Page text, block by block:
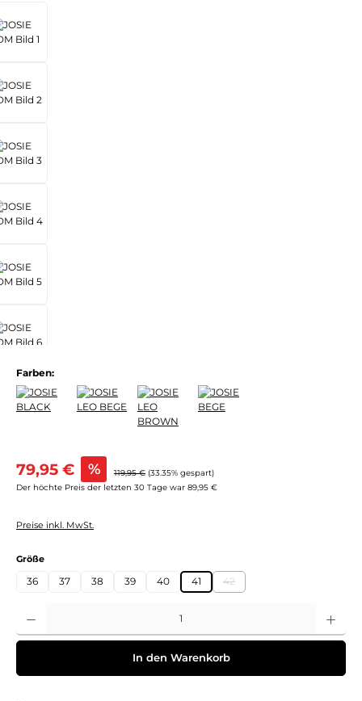
Farben:
Verkaufspreis:
79,95 € % Regulärer Preis:
119,95 € (33.35% gespart)
Der höchte Preis der letzten 30 Tage war 89,95 €
Preise inkl. MwSt.
Größeauswählen
36 37 38 39 40 41 42
(Diese Option ist zurzeit nicht
In den Warenkorb